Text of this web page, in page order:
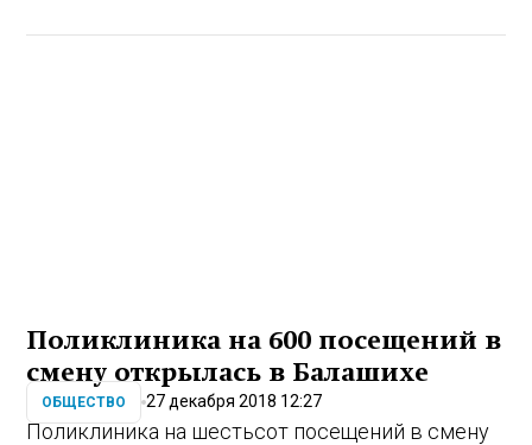
Поликлиника на 600 посещений в
смену открылась в Балашихе
ОБЩЕСТВО 27 декабря 2018 12:27
Поликлиника на шестьсот посещений в смену